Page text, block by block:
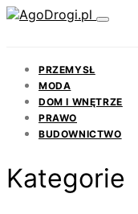
PRZEMYSŁ
MODA
DOM I WNĘTRZE
PRAWO
BUDOWNICTWO
Kategorie